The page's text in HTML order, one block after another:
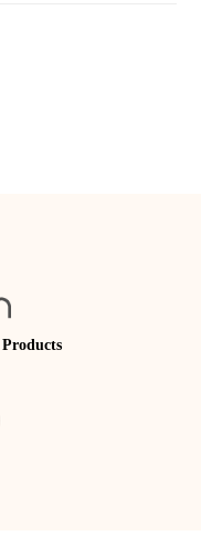
Products